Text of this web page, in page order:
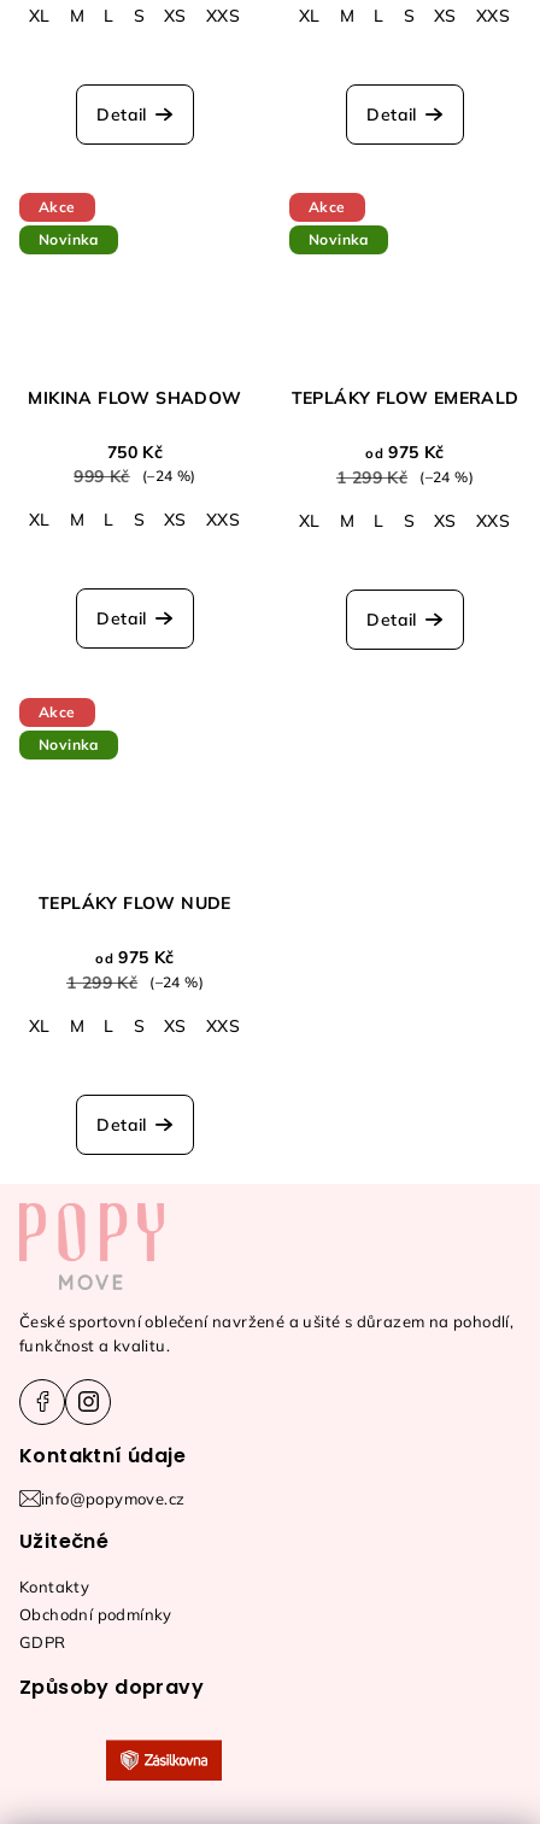
XL M L S XS XXS
Detail
XL M L S XS XXS
Detail
Akce
Novinka
MIKINA FLOW SHADOW
750 Kč
999 Kč
(–24 %)
XL M L S XS XXS
Detail
Akce
Novinka
TEPLÁKY FLOW EMERALD
od 975 Kč
1 299 Kč
(–24 %)
XL M L S XS XXS
Detail
Akce
Novinka
TEPLÁKY FLOW NUDE
od 975 Kč
1 299 Kč
(–24 %)
XL M L S XS XXS
Detail
České sportovní oblečení navržené a ušité s důrazem na pohodlí,
funkčnost a kvalitu.
Kontaktní údaje
info@popymove.cz
Užitečné
Kontakty
Obchodní podmínky
GDPR
Způsoby dopravy